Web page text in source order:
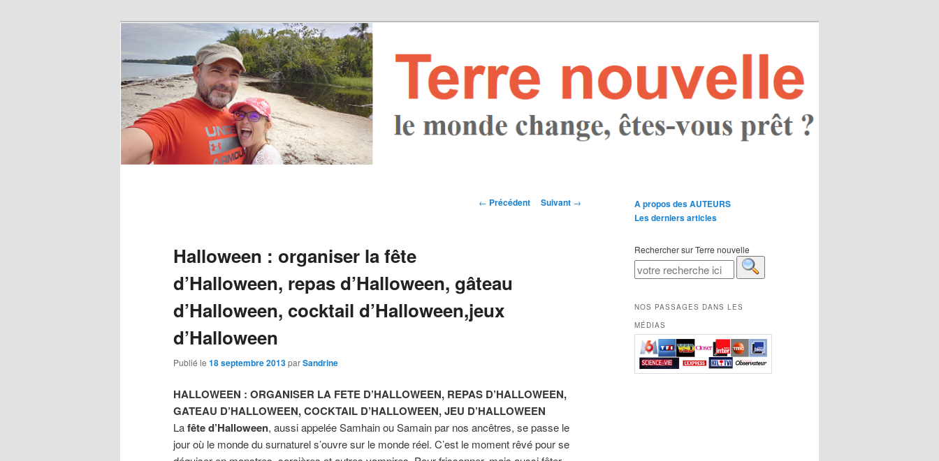
Navigation des
← Précédent Suivant →
Halloween : organiser la fête
d’Halloween, repas d’Halloween, gâteau
d’Halloween, cocktail d’Halloween,jeux
d’Halloween
Publié le 18 septembre 2013parSandrine
HALLOWEEN : ORGANISER LA FETE D’HALLOWEEN, REPAS D’HALLOWEEN,
GATEAU D’HALLOWEEN, COCKTAIL D’HALLOWEEN, JEU D’HALLOWEEN
Lafête d’Halloween, aussi appelée Samhain ou Samain par nos ancêtres, se passe le
jour où le monde du surnaturel s’ouvre sur le monde réel. C’est le moment rêvé pour se
A propos des AUTEURS
Les derniers articles
Rechercher sur Terre nouvelle
NOS PASSAGES DANS LES
MÉDIAS